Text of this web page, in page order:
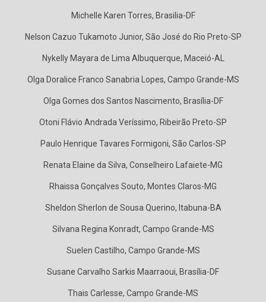
Michelle Karen Torres, Brasilia-DF
Nelson Cazuo Tukamoto Junior, São José do Rio Preto-SP
Nykelly Mayara de Lima Albuquerque, Maceió-AL
Olga Doralice Franco Sanabria Lopes, Campo Grande-MS
Olga Gomes dos Santos Nascimento, Brasília-DF
Otoni Flávio Andrada Veríssimo, Ribeirão Preto-SP
Paulo Henrique Tavares Formigoni, São Carlos-SP
Renata Elaine da Silva, Conselheiro Lafaiete-MG
Rhaissa Gonçalves Souto, Montes Claros-MG
Sheldon Sherlon de Sousa Querino, Itabuna-BA
Silvana Regina Konradt, Campo Grande-MS
Suelen Castilho, Campo Grande-MS
Susane Carvalho Sarkis Maarraoui, Brasília-DF
Thais Carlesse, Campo Grande-MS